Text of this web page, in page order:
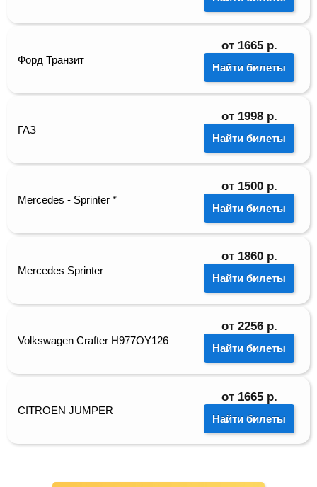
Форд Транзит
от 1665 р.
Найти билеты
ГАЗ
от 1998 р.
Найти билеты
Mercedes - Sprinter *
от 1500 р.
Найти билеты
Mercedes Sprinter
от 1860 р.
Найти билеты
Volkswagen Crafter H977OY126
от 2256 р.
Найти билеты
CITROEN JUMPER
от 1665 р.
Найти билеты